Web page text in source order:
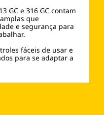
GC e 316 GC contam
que
e segurança para
fáceis de usar e
para se adaptar a